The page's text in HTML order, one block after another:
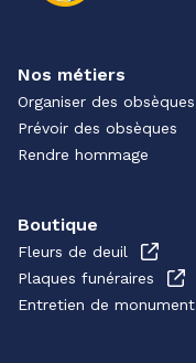
Nos métiers
Organiser des obsèques
Prévoir des obsèques
Rendre hommage
Boutique
Fleurs de deuil
Plaques funéraires
Entretien de monument